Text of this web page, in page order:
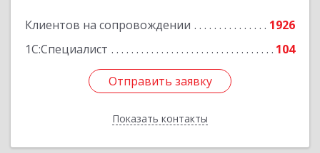
Клиентов на сопровождении
1926
1С:Специалист
104
Отправить заявку
Показать контакты
Отправить заявку
Назад